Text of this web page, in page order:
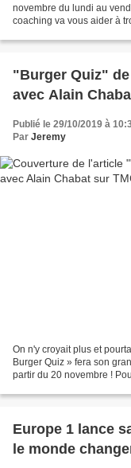
novembre du lundi au
coaching va vous aider à
"Burger Quiz"
avec Alain
Publié le 29/10/2019 à
Par Jeremy
On n'y croyait plus et
Burger Quiz » fera son
partir du 20 novembre !
Europe 1 lance
le monde